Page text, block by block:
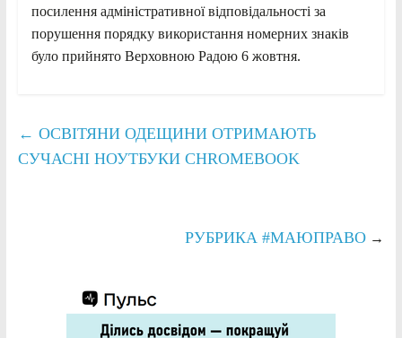
посилення адміністративної відповідальності за
порушення порядку використання номерних знаків
було прийнято Верховною Радою 6 жовтня.
← ОСВІТЯНИ ОДЕЩИНИ ОТРИМАЮТЬ
СУЧАСНІ НОУТБУКИ CHROMEBOOK
РУБРИКА#МАЮПРАВО →